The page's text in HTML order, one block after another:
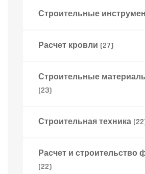
Строительные
Расчет кровли (27)
Строительные
(23)
Строительная техника
Расчет и строительство
(22)